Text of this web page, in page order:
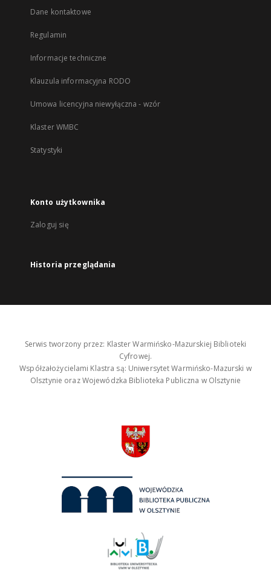
Dane kontaktowe
Regulamin
Informacje techniczne
Klauzula informacyjna RODO
Umowa licencyjna niewyłączna - wzór
Klaster WMBC
Statystyki
Konto użytkownika
Zaloguj się
Historia przeglądania
Serwis tworzony przez: Klaster Warmińsko-Mazurskiej Biblioteki
Cyfrowej.
Współzałożycielami Klastra są: Uniwersytet Warmińsko-Mazurski w
Olsztynie oraz Wojewódzka Biblioteka Publiczna w Olsztynie